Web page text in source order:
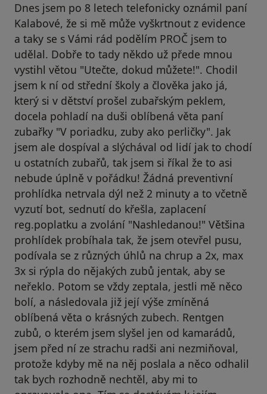
Dnes jsem po 8 letech telefonicky oznámil paní
Kalabové, že si mě může vyškrtnout z evidence
a taky se s Vámi rád podělím PROČ jsem to
udělal. Dobře to tady někdo už přede mnou
vystihl větou "Utečte, dokud můžete!". Chodil
jsem k ní od střední školy a člověka jako já,
který si v dětství prošel zubařským peklem,
docela pohladí na duši oblíbená věta paní
zubařky "V poriadku, zuby ako perličky". Jak
jsem ale dospíval a slýchával od lidí jak to chodí
u ostatních zubařů, tak jsem si říkal že to asi
nebude úplně v pořádku! Žádná preventivní
prohlídka netrvala dýl než 2 minuty a to včetně
vyzutí bot, sednutí do křešla, zaplacení
reg.poplatku a zvolání "Nashledanou!" Většina
prohlídek probíhala tak, že jsem otevřel pusu,
podívala se z různých úhlů na chrup a 2x, max
3x si rýpla do nějakých zubů jentak, aby se
neřeklo. Potom se vždy zeptala, jestli mě něco
bolí, a následovala již její výše zmíněná
oblíbená věta o krásných zubech. Rentgen
zubů, o kterém jsem slyšel jen od kamarádů,
jsem před ní ze strachu radši ani nezmiňoval,
protože kdyby mě na něj poslala a něco odhalil
tak bych rozhodně nechtěl, aby mi to